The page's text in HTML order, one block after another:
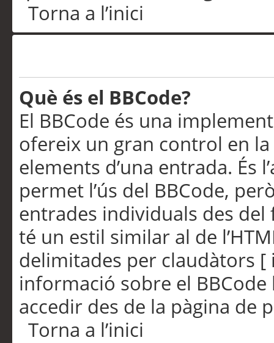
Torna a l’inici
Què és el BBCode?
El BBCode és una
ofereix un gran control en
elements d’una entrada. És
permet l’ús del BBCode,
entrades individuals des
té un estil similar al de
delimitades per claudàtors [
informació sobre el
accedir des de la pàgina de
Torna a l’inici